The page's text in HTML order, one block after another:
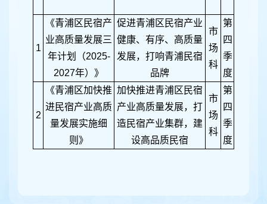
1
《青浦区民宿产
业高质量发展三
年计划（2025-
2027年）》
促进青浦区民宿产业
健康、有序、高质量
发展，打响青浦民宿
品牌
市
场
科
第
四
季
度
2
《青浦区加快推
进民宿产业高质
量发展实施细
则》
加快推进青浦区民宿
产业高质量发展，打
造民宿产业集群，建
设高品质民宿
市
场
科
第
四
季
度